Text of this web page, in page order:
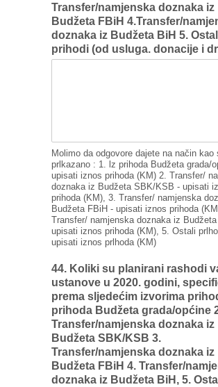
Transfer/namjenska doznaka iz
Budžeta FBiH 4.Transfer/
doznaka iz Budžeta BiH 5.
prihodi (od usluga. donacije i
Molimo da odgovore dajete na način kao
prlkazano : 1. lz prihoda Budžeta grada/
upisati iznos prihoda (KM) 2. Transfer/
doznaka iz Budžeta SBK/KSB - upisati
prihoda (KM), 3. Transfer/ namjenska
Budžeta FBiH - upisati iznos prihoda
Transfer/ namjenska doznaka iz
upisati iznos prihoda (KM), 5. Ostali
upisati iznos prlhoda (KM)
44. Koliki su planirani rashodi
ustanove u 2020. godini,
prema sljedećim izvorima
prihoda Budžeta grada/općine
Transfer/namjenska doznaka iz
Budžeta SBK/KSB 3.
Transfer/namjenska doznaka iz
Budžeta FBiH 4. Transfer/
doznaka iz Budžeta BiH, 5.